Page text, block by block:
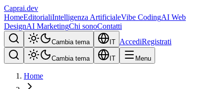
Caprai.dev
HomeEditorialiIntelligenza ArtificialeVibe CodingAI Web
DesignAI MarketingChi sonoContatti
Cambia tema IT AccediRegistrati
Cambia tema IT Menu
Home